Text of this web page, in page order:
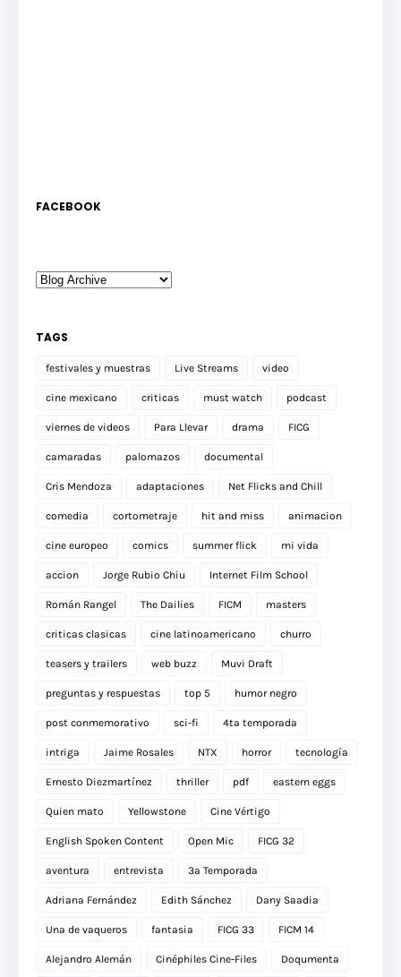
FACEBOOK
TAGS
festivales y muestras Live Streams video
cine mexicano criticas must watch podcast
viernes de videos Para Llevar drama FICG
camaradas palomazos documental
Cris Mendoza adaptaciones Net Flicks and Chill
comedia cortometraje hit and miss animacion
cine europeo comics summer flick mi vida
accion Jorge Rubio Chiu Internet Film School
Román Rangel The Dailies FICM masters
criticas clasicas cine latinoamericano churro
teasers y trailers web buzz Muvi Draft
preguntas y respuestas top 5 humor negro
post conmemorativo sci-fi 4ta temporada
intriga Jaime Rosales NTX horror tecnología
Ernesto Diezmartínez thriller pdf eastern eggs
Quien mato Yellowstone Cine Vértigo
English Spoken Content Open Mic FICG 32
aventura entrevista 3a Temporada
Adriana Fernández Edith Sánchez Dany Saadia
Una de vaqueros fantasia FICG 33 FICM 14
Alejandro Alemán Cinéphiles Cine-Files Doqumenta